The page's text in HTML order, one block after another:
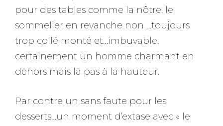
pour des tables comme la nôtre, le
sommelier en revanche non …toujours
trop collé monté et…imbuvable,
certainement un homme charmant en
dehors mais là pas à la hauteur.
Par contre un sans faute pour les
desserts…un moment d’extase avec « le